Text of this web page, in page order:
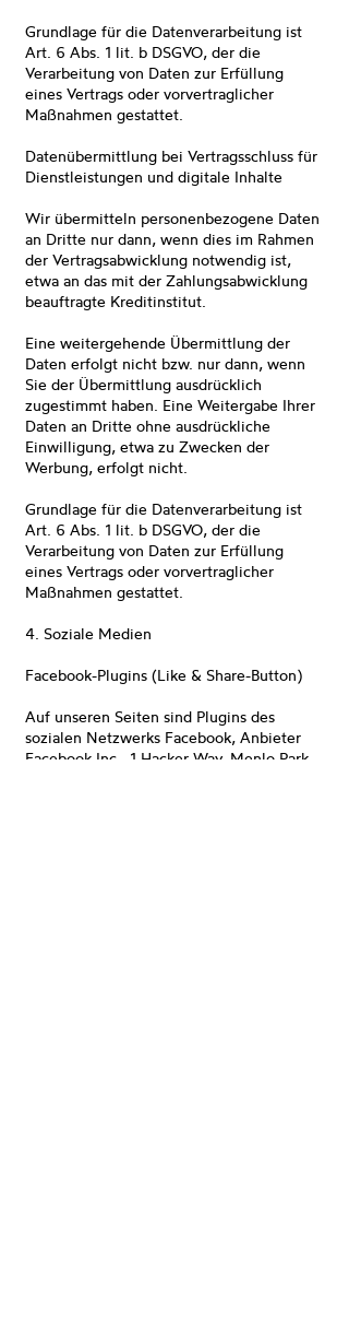
Grundlage für die Datenverarbeitung ist
Art. 6 Abs. 1 lit. b DSGVO, der die
Verarbeitung von Daten zur Erfüllung
eines Vertrags oder vorvertraglicher
Maßnahmen gestattet.
Datenübermittlung bei Vertragsschluss für
Dienstleistungen und digitale Inhalte
Wir übermitteln personenbezogene Daten
an Dritte nur dann, wenn dies im Rahmen
der Vertragsabwicklung notwendig ist,
etwa an das mit der Zahlungsabwicklung
beauftragte Kreditinstitut.
Eine weitergehende Übermittlung der
Daten erfolgt nicht bzw. nur dann, wenn
Sie der Übermittlung ausdrücklich
zugestimmt haben. Eine Weitergabe Ihrer
Daten an Dritte ohne ausdrückliche
Einwilligung, etwa zu Zwecken der
Werbung, erfolgt nicht.
Grundlage für die Datenverarbeitung ist
Art. 6 Abs. 1 lit. b DSGVO, der die
Verarbeitung von Daten zur Erfüllung
eines Vertrags oder vorvertraglicher
Maßnahmen gestattet.
4. Soziale Medien
Facebook-Plugins (Like & Share-Button)
Auf unseren Seiten sind Plugins des
sozialen Netzwerks Facebook, Anbieter
Facebook Inc., 1 Hacker Way, Menlo Park,